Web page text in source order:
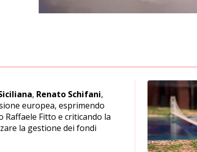
, Renato Schifani,
europea, esprimendo
Raffaele Fitto e criticando la
la gestione dei fondi